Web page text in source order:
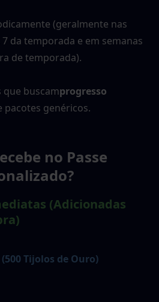
(geralmente nas
7 da temporada e em semanas
de temporada).
que buscamprogresso
pacotes genéricos.
no Passe
(Adicionadas
Tijolos de Ouro)